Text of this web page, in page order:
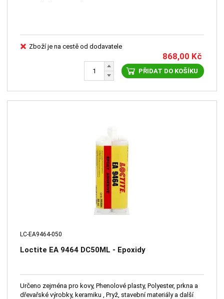
Zboží je na cestě od dodavatele
868,00 Kč
PŘIDAT DO KOŠÍKU
LC-EA9464-050
Loctite EA 9464 DC50ML - Epoxidy
Určeno zejména pro kovy, Phenolové plasty, Polyester, prkna a
dřevařské výrobky, keramiku , Pryž, stavební materiály a další